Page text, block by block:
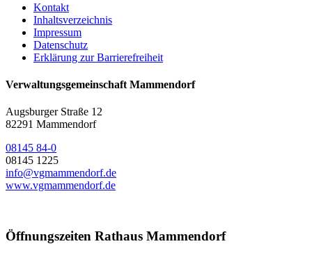
Kontakt
Inhaltsverzeichnis
Impressum
Datenschutz
Erklärung zur Barrierefreiheit
Verwaltungsgemeinschaft Mammendorf
Augsburger Straße 12
82291 Mammendorf
08145 84-0
08145 1225
info@vgmammendorf.de
www.vgmammendorf.de
Öffnungszeiten Rathaus Mammendorf